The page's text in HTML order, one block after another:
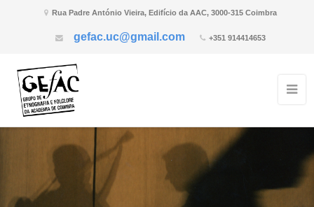
Rua Padre António Vieira, Edifício da AAC, 3000-315 Coimbra
gefac.uc@gmail.com +351 914414653